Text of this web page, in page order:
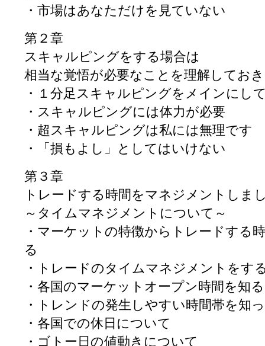
・市場はあなただけを見ていない
第２章
スキャルピングをする場合は
相当な覚悟が必要なことを理解してお
・１分足スキャルピングをメインにし
・スキャルピングには体力が必要
・超スキャルピングは私には無理です
・「損もよし」としてはいけない
第３章
トレードする時間をマネジメントしま
～タイムマネジメントについて～
・マーケットの特徴からトレードする
る
・トレードのタイムマネジメントをす
・各国のマーケットオープン時間を知る
・トレンドの発生しやすい時間帯を知
・各国での休日について
・ゴトー日の値動きについて